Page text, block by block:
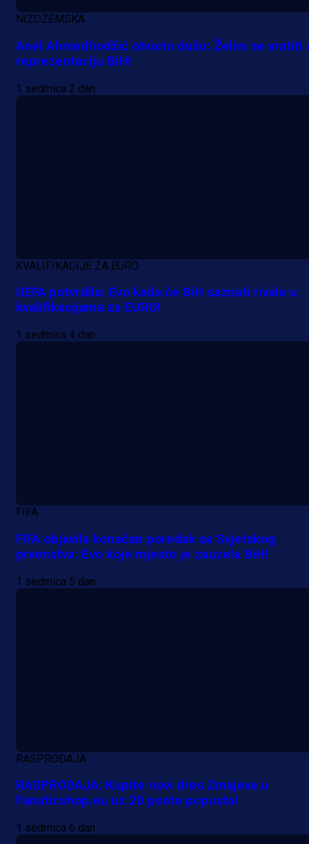
NIZOZEMSKA
Anel Ahmedhodžić otvorio dušu: Želim se vratiti
reprezentaciju BiH!
1 sedmica 2 dan
KVALIFIKACIJE ZA EURO
UEFA potvrdila: Evo kada će BiH saznati rivale u
kvalifikacijama za EURO!
1 sedmica 4 dan
FIFA
FIFA objavila konačan poredak sa Svjetskog
prvenstva: Evo koje mjesto je zauzela BiH!
1 sedmica 5 dan
RASPRODAJA
RASPRODAJA: Kupite novi dres Zmajeva u
Fanaticshop.eu uz 20 posto popusta!
1 sedmica 6 dan